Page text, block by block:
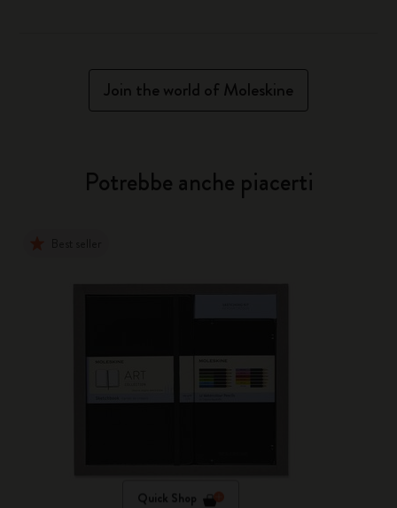
Join the world of Moleskine
Potrebbe anche piacerti
Quick Shop